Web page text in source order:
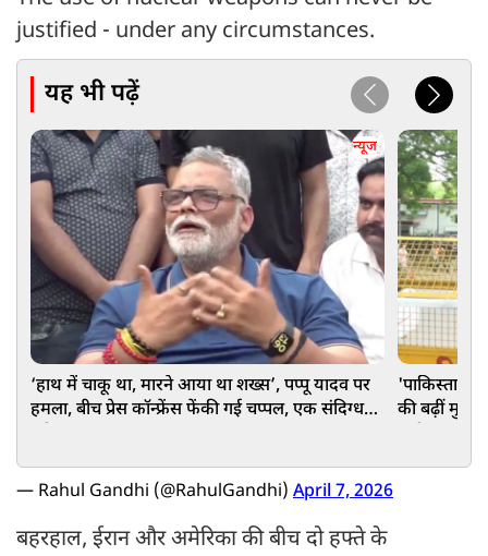
justified - under any circumstances.
यह भी पढ़ें
न्यूज
‘हाथ में चाकू था, मारने आया था शख्स’, पप्पू यादव पर
हमला, बीच प्रेस कॉन्फ्रेंस फेंकी गई चप्पल, एक संदिग्ध
'पाकिस्तानी
की बढ़ीं
— Rahul Gandhi (@RahulGandhi) April 7, 2026
बहरहाल, ईरान और अमेरिका की बीच दो हफ्ते के